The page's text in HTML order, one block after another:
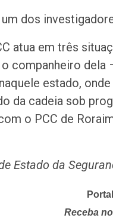
dos
atua em três
o companheiro
estado,
da cadeia sob
o PCC de
Estado da
Receba